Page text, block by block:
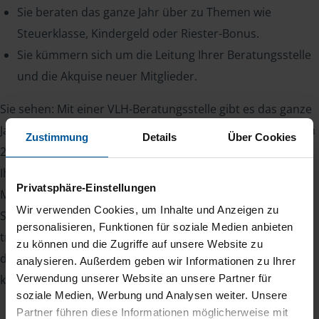
Zustimmung Details Über Cookies
Privatsphäre-Einstellungen
Wir verwenden Cookies, um Inhalte und Anzeigen zu
personalisieren, Funktionen für soziale Medien anbieten
zu können und die Zugriffe auf unsere Website zu
analysieren. Außerdem geben wir Informationen zu Ihrer
Verwendung unserer Website an unsere Partner für
soziale Medien, Werbung und Analysen weiter. Unsere
Partner führen diese Informationen möglicherweise mit
Sie beraten das ganze Jahr über zu Themen wie
Steuerklasse, Kindergeld oder Riester-Bonus.
Sie kümmern sich um die Leitung Ihrer Beratungsstelle
und die Akquise neuer Mitglieder.
Sie sehen: Mit einer VLH-Beratungsstelle gibt es das ganze
Jahr über etwas zu tun. Denn zum einen haben Sie bis zum
28. Februar des Folgejahres Zeit, die Steuererklärung für
Ihre Mitglieder abzugeben, zum anderen kommen
Mitglieder auch während des Jahres mit Steuerfragen auf
Sie zu. Ihr Vorteil: Zufriedene Mitglieder bleiben viele Jahre
treu und sorgen für Planungssicherheit. Somit kennt man
den eigenen Bestand und kann damit zuverlässig das
kommende Jahr kalkulieren.